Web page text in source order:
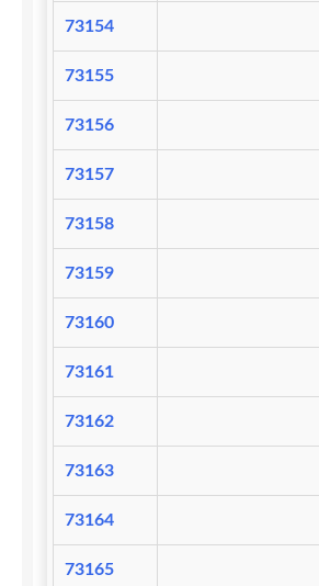
73154
73155
73156
73157
73158
73159
73160
73161
73162
73163
73164
73165